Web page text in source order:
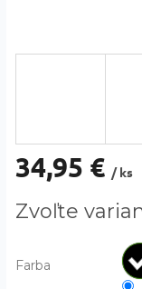
34,95 € / ks
cena:
Zvoľte
Farba